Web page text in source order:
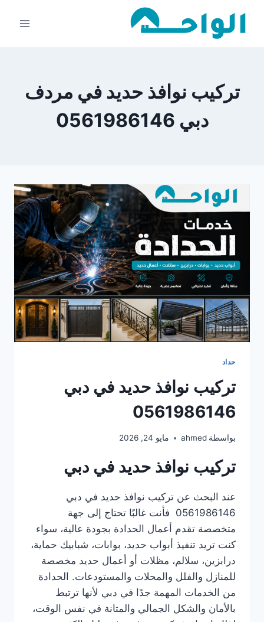
تركيب نوافذ حديد في مردف
دبي 0561986146
حداد
تركيب نوافذ حديد في دبي
0561986146
بواسطة ahmed مايو 24, 2026
تركيب نوافذ حديد في دبي
عند البحث عن تركيب نوافذ حديد في دبي
0561986146 فأنت غالبًا تحتاج إلى جهة
متخصصة تقدم أعمال الحدادة بجودة عالية، سواء
كنت تريد تنفيذ أبواب حديد، بوابات، شبابيك حماية،
درابزين، سلالم، مظلات أو أعمال حديد مخصصة
للمنازل والفلل والمحلات والمستودعات. الحدادة
من الخدمات المهمة جدًا في دبي لأنها ترتبط
بالأمان والشكل الجمالي والمتانة في نفس الوقت،